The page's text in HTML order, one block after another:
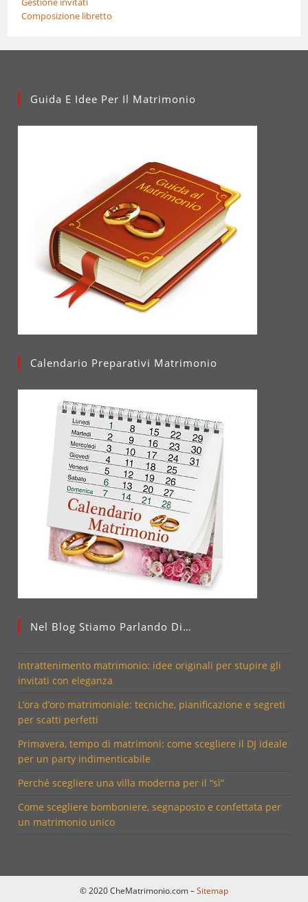
Composizione libretto
Guida E Idee Per Il Matrimonio
Calendario Preparativi Matrimonio
Nel Blog Stiamo Parlando Di…
Intrattenimento matrimonio: idee originali per stupire gli
invitati con eleganza
L’ora d’oro matrimoniale: tecniche, pianificazione e segreti
per scatti perfetti
Primavera, tempo di matrimoni: come scegliere il DJ ideale
per un party indimenticabile
Perché scegliere una villa moderna per il “sì”
Come scegliere bomboniere, segnaposto e confettata per
un matrimonio unico
© 2020 CheMatrimonio.com –Sitemap